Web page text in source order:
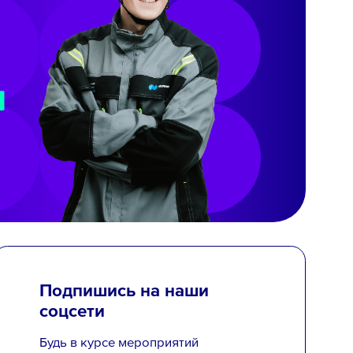
Подпишись на наши
соцсети
Будь в курсе мероприятий